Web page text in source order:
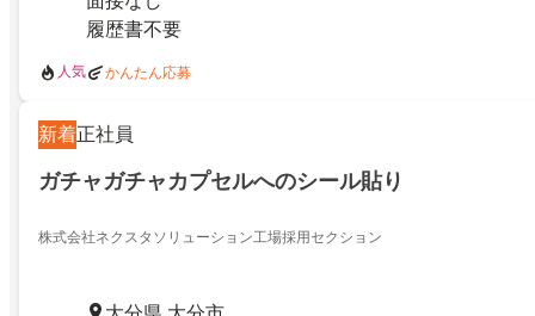
履歴書不要
人気 かんたん応募
新着正社員
ガチャガチャカプセルへのシール貼り
株式会社ネクスタソリューション工場採用セクション